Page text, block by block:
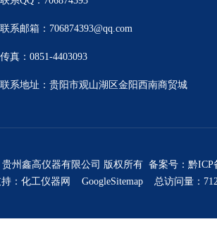
联系邮箱：706874393@qq.com
传真：0851-4403093
联系地址：贵阳市观山湖区金阳西南商贸城
州鑫高仪器有限公司 版权所有 备案号： 黔ICP
： 化工仪器网 GoogleSitemap 总访问量：